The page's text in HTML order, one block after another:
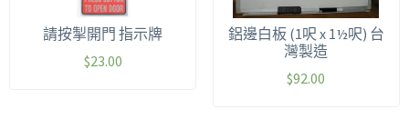
請按掣開門 指示牌
$23.00
鋁邊白板 (1呎 x 1½呎) 台
灣製造
$92.00